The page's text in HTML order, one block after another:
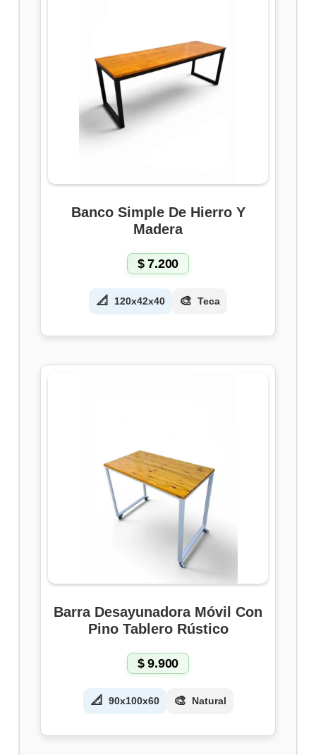
Banco Simple De Hierro Y
Madera
$7.200
📐 120x42x40 🎨 Teca
Barra Desayunadora Móvil Con
Pino Tablero Rústico
$9.900
📐 90x100x60 🎨 Natural